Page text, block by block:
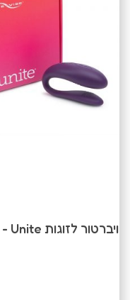
ויברטור לזוגות We Vibe - Unite